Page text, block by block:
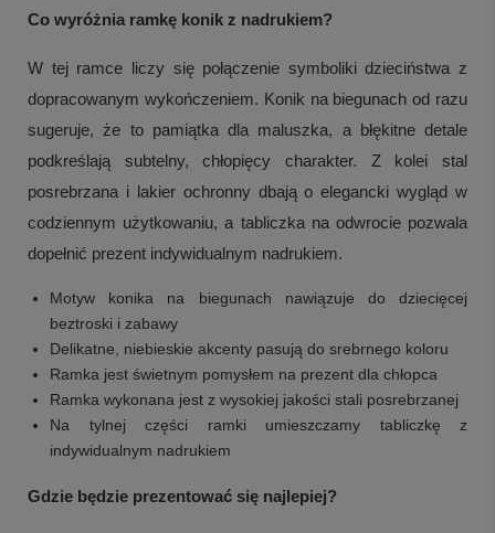
Co wyróżnia ramkę konik z nadrukiem?
W tej ramce liczy się połączenie symboliki dzieciństwa z
dopracowanym wykończeniem. Konik na biegunach od razu
sugeruje, że to pamiątka dla maluszka, a błękitne detale
podkreślają subtelny, chłopięcy charakter. Z kolei stal
posrebrzana i lakier ochronny dbają o elegancki wygląd w
codziennym użytkowaniu, a tabliczka na odwrocie pozwala
dopełnić prezent indywidualnym nadrukiem.
Motyw konika na biegunach nawiązuje do dziecięcej
beztroski i zabawy
Delikatne, niebieskie akcenty pasują do srebrnego koloru
Ramka jest świetnym pomysłem na prezent dla chłopca
Ramka wykonana jest z wysokiej jakości stali posrebrzanej
Na tylnej części ramki umieszczamy tabliczkę z
indywidualnym nadrukiem
Gdzie będzie prezentować się najlepiej?